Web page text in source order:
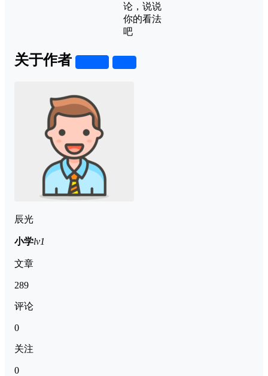
论，说说
你的看法
吧
关于作者
辰光
小学lv1
文章
289
评论
0
关注
0